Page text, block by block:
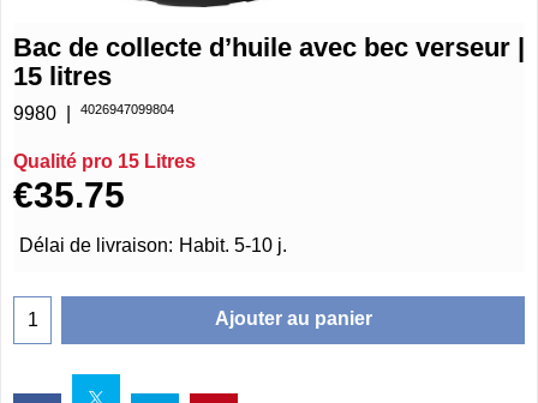
Bac de collecte d’huile avec bec verseur |
15 litres
9980 4026947099804
Qualité pro 15 Litres
€35.75
Délai de livraison: Habit. 5-10 j.
Ajouter au panier